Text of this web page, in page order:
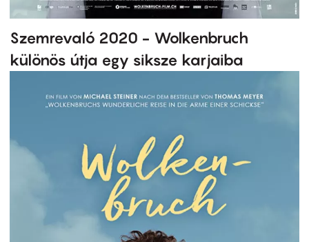
Szemrevaló 2020 - Wolkenbruch
különös útja egy siksze karjaiba